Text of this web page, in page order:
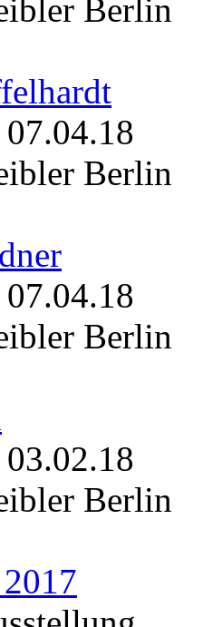
Berlin
07.04.18
Berlin
07.04.18
Berlin
03.02.18
Berlin